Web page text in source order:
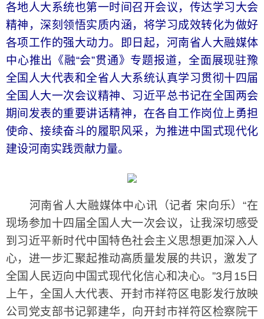
各地人大系统也第一时间召开会议，传达学习大会
精神，深刻领悟实质内涵，将学习成效转化为做好
各项工作的强大动力。即日起，河南省人大融媒体
中心推出《融“会”贯通》专题报道，全面展现驻豫
全国人大代表和全省人大系统认真学习贯彻十四届
全国人大一次会议精神、习近平总书记在全国两会
期间发表的重要讲话精神，在各自工作岗位上勇担
使命、接续奋斗的履职风采，为推进中国式现代化
建设河南实践贡献力量。
河南省人大融媒体中心讯（记者 宋向乐）“在
现场参加十四届全国人大一次会议，让我深切感受
到习近平新时代中国特色社会主义思想更加深入人
心，进一步汇聚起推动高质量发展的共识，激发了
全国人民迈向中国式现代化信心和决心。”3月15日
上午，全国人大代表、开封市祥符区电影发行放映
公司党支部书记郭建华，向开封市祥符区检察院干